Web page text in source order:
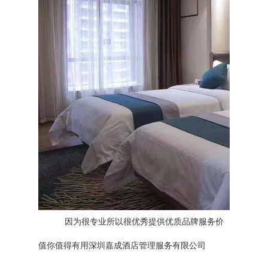
因为很专业所以很优秀提供优质品牌服务价
值你值得有用深圳嘉成酒店管理服务有限公司